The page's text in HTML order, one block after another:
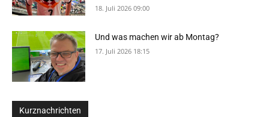
18. Juli 2026 09:00
Und was machen wir ab Montag?
17. Juli 2026 18:15
Kurznachrichten